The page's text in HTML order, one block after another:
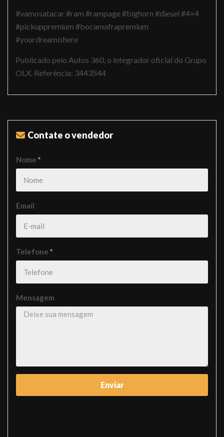
#vamosatacar #ram #rampage #bighorn #diesel #4×4
#pickuppremium #bocamafrapremium
#yourdreamishere
Publicado pelo Autos 360, o integrador oficial do Grupo
OLX. Referência: 3443544
Contate o vendedor
Nome *
Email
Telefone *
Mensagem